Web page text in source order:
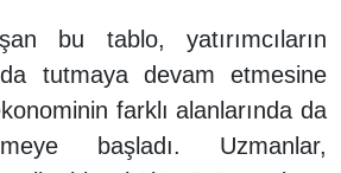
bu tablo, yatırımcıların
tutmaya devam etmesine
farklı alanlarında da
başladı. Uzmanlar,